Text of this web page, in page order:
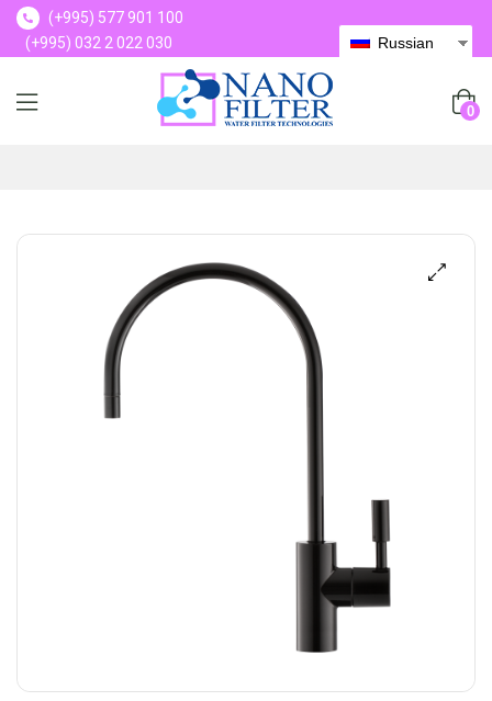
(+995) 577 901 100
(+995) 032 2 022 030
Russian
0